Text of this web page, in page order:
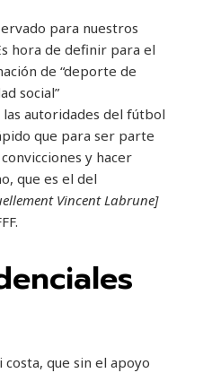
para nuestros
hora de definir para el
de “deporte de
social”
autoridades del fútbol
que para ser parte
y hacer
que es el del
Vincent Labrune]
costa, que sin el apoyo